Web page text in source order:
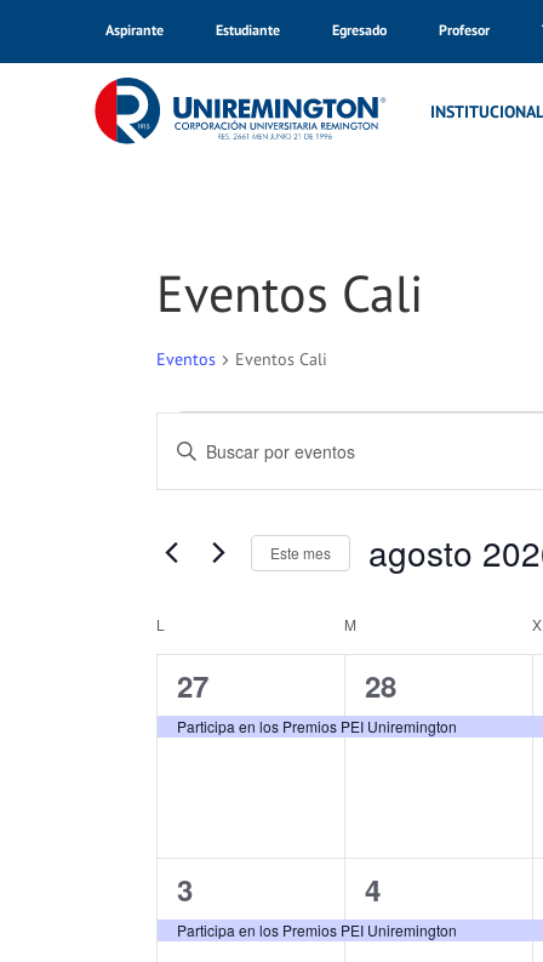
Aspirante Estudiante Egresado Profesor
INSTITUCIONAL
Eventos Cali
Eventos Eventos Cali
Eventos
Navegación
de
búsqueda
vistas
de
Introduce
clave.
Eventos
para
palabra
Este mes agosto
Calendario
de
Eventos
L M X
1
evento,
27
Participa en los Premios PEI Uniremington
1
evento,
28
1
evento,
3
Participa en los Premios PEI Uniremington
1
evento,
4